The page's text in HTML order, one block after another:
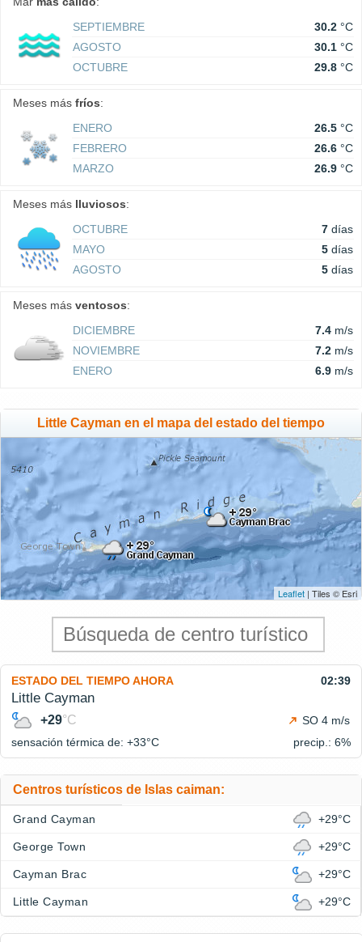
SEPTIEMBRE
30.2 °C
AGOSTO
30.1 °C
OCTUBRE
29.8 °C
Meses más fríos:
ENERO
26.5 °C
FEBRERO
26.6 °C
MARZO
26.9 °C
Meses más lluviosos:
OCTUBRE
7 días
MAYO
5 días
AGOSTO
5 días
Meses más ventosos:
DICIEMBRE
7.4 m/s
NOVIEMBRE
7.2 m/s
ENERO
6.9 m/s
Little Cayman en el mapa del estado del tiempo
Leaflet | Tiles © Esri
ESTADO DEL TIEMPO AHORA 02:39
Little Cayman
+29°C
SO 4 m/s
sensación térmica de: +33°C precip.: 6%
Centros turísticos de Islas caiman:
Grand Cayman +29°C
George Town +29°C
Cayman Brac +29°C
Little Cayman +29°C